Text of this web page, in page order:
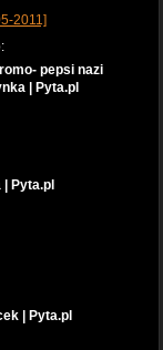
2011]
pepsi nazi
| Pyta.pl
| Pyta.pl
| Pyta.pl